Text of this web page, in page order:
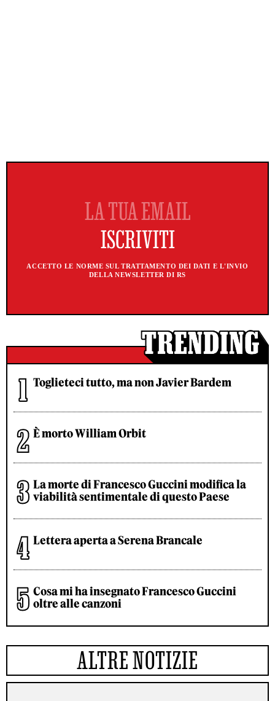
ACCETTO LE NORME SUL TRATTAMENTO DEI DATI E L'INVIO
DELLA NEWSLETTER DI RS
Toglieteci tutto, ma non Javier Bardem
È morto William Orbit
La morte di Francesco Guccini modifica la
viabilità sentimentale di questo Paese
Lettera aperta a Serena Brancale
Cosa mi ha insegnato Francesco Guccini
oltre alle canzoni
ALTRE NOTIZIE